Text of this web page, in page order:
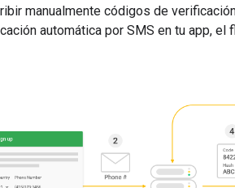
manualmente códigos de
automática por SMS en tu app,